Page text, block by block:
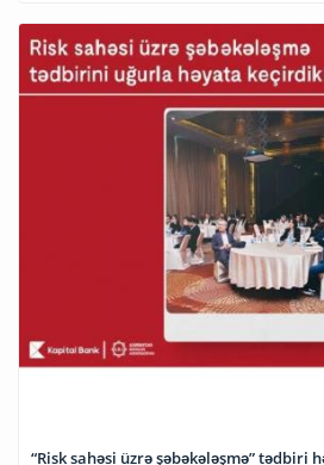
“Risk sahəsi üzrə şəbəkələşmə” tədbiri